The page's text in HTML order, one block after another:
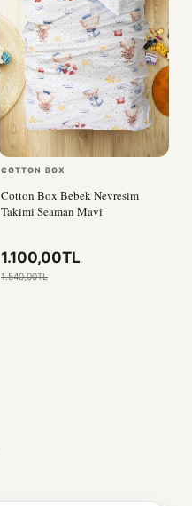
COTTON BOX
Cotton Box Bebek Nevresim
Takimi Seaman Mavi
1.100,00TL
1.540,00TL